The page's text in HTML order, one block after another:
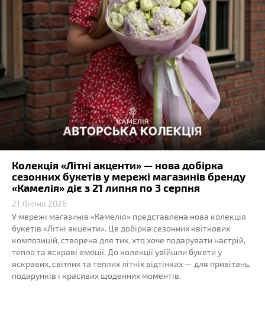
Колекція «Літні акценти» — нова добірка
сезонних букетів у мережі магазинів бренду
«Камелія» діє з 21 липня по 3 серпня
21 Липня 2026
У мережі магазинів «Камелія» представлена нова колекція
букетів «Літні акценти». Це добірка сезонних квіткових
композицій, створена для тих, хто хоче подарувати настрій,
тепло та яскраві емоції. До колекції увійшли букети у
яскравих, світлих та теплих літніх відтінках — для привітань,
подарунків і красивих щоденних моментів.